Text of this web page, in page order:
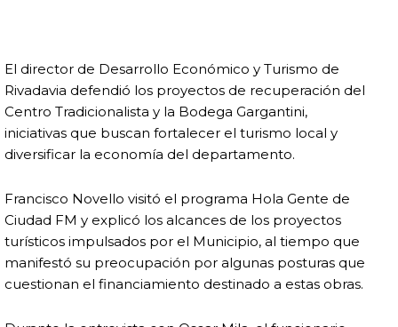
El director de Desarrollo Económico y Turismo de
Rivadavia defendió los proyectos de recuperación del
Centro Tradicionalista y la Bodega Gargantini,
iniciativas que buscan fortalecer el turismo local y
diversificar la economía del departamento.
Francisco Novello visitó el programa Hola Gente de
Ciudad FM y explicó los alcances de los proyectos
turísticos impulsados por el Municipio, al tiempo que
manifestó su preocupación por algunas posturas que
cuestionan el financiamiento destinado a estas obras.